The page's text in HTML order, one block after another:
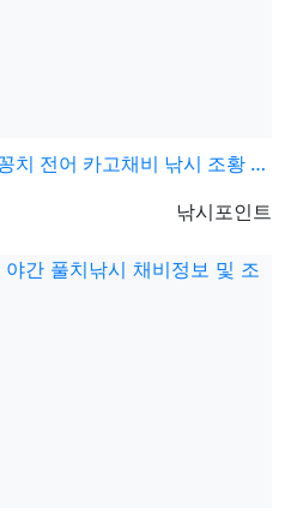
전어 카고채비 낚시 조황 정보
등록자
낚시포인트